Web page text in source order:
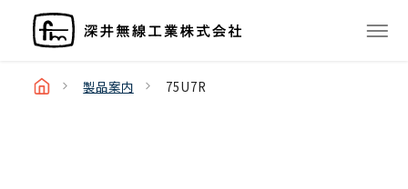
製品案内 75U7R